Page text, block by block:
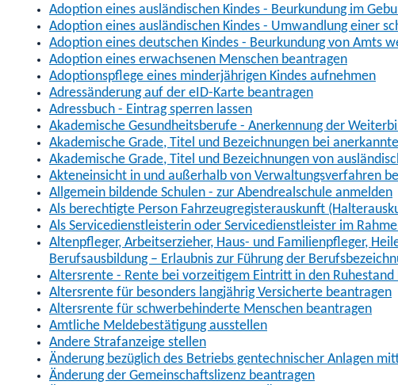
Adoption eines ausländischen Kindes - Beurkundung im
Adoption eines ausländischen Kindes - Umwandlung einer
Adoption eines deutschen Kindes - Beurkundung von Amts
Adoption eines erwachsenen Menschen beantragen
Adoptionspflege eines minderjährigen Kindes aufnehmen
Adressänderung auf der eID-Karte beantragen
Adressbuch - Eintrag sperren lassen
Akademische Gesundheitsberufe - Anerkennung der
Akademische Grade, Titel und Bezeichnungen bei
Akademische Grade, Titel und Bezeichnungen von
Akteneinsicht in und außerhalb von Verwaltungsverfahren
Allgemein bildende Schulen - zur Abendrealschule anmelden
Als berechtigte Person Fahrzeugregisterauskunft
Als Servicedienstleisterin oder Servicedienstleister im
Altenpfleger, Arbeitserzieher, Haus- und Familienpfleger,
Berufsausbildung – Erlaubnis zur Führung der
Altersrente - Rente bei vorzeitigem Eintritt in den Ruhestand
Altersrente für besonders langjährig Versicherte beantragen
Altersrente für schwerbehinderte Menschen beantragen
Amtliche Meldebestätigung ausstellen
Andere Strafanzeige stellen
Änderung bezüglich des Betriebs gentechnischer Anlagen
Änderung der Gemeinschaftslizenz beantragen